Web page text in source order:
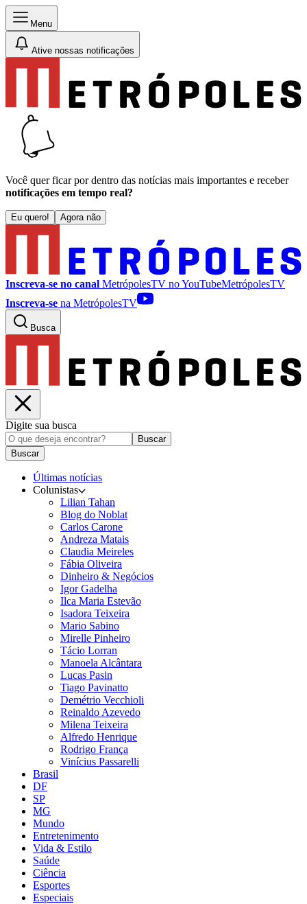
Menu
Ative nossas notificações
Você quer ficar por dentro das notícias mais importantes e receber
notificações em tempo real?
Eu quero! Agora não
Inscreva-se no canal MetrópolesTV noYouTubeMetrópolesTV
Inscreva-se na MetrópolesTV
Busca
Digite sua busca
Buscar
Buscar
Últimas notícias
Colunistas
Lilian Tahan
Blog do Noblat
Carlos Carone
Andreza Matais
Claudia Meireles
Fábia Oliveira
Dinheiro & Negócios
Igor Gadelha
Ilca Maria Estevão
Isadora Teixeira
Mario Sabino
Mirelle Pinheiro
Tácio Lorran
Manoela Alcântara
Lucas Pasin
Tiago Pavinatto
Demétrio Vecchioli
Reinaldo Azevedo
Milena Teixeira
Alfredo Henrique
Rodrigo França
Vinícius Passarelli
Brasil
DF
SP
MG
Mundo
Entretenimento
Vida & Estilo
Saúde
Ciência
Esportes
Especiais